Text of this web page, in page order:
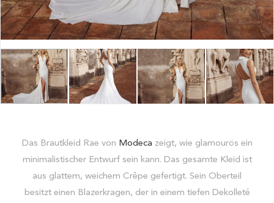
Das Brautkleid Rae von Modeca zeigt, wie glamourös ein
minimalistischer Entwurf sein kann. Das gesamte Kleid ist
aus glattem, weichem Crêpe gefertigt. Sein Oberteil
besitzt einen Blazerkragen, der in einem tiefen Dekolleté